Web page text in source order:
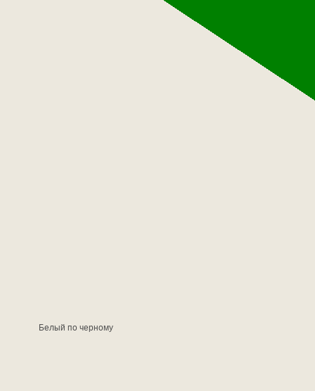
Белый по черному